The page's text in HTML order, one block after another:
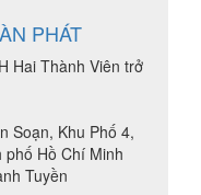
PHÁT
Hai Thành Viên trở
Soạn, Khu Phố 4,
Hồ Chí Minh
Tuyền